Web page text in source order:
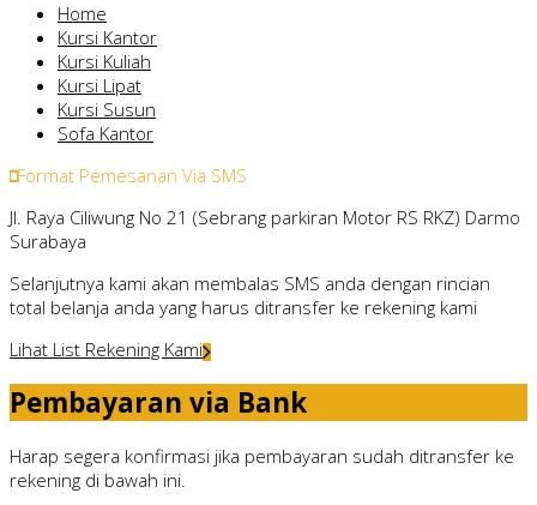
Home
Kursi Kantor
Kursi Kuliah
Kursi Lipat
Kursi Susun
Sofa Kantor
Format Pemesanan Via SMS
Jl. Raya Ciliwung No 21 (Sebrang parkiran Motor RS RKZ) Darmo
Surabaya
Selanjutnya kami akan membalas SMS anda dengan rincian
total belanja anda yang harus ditransfer ke rekening kami
Lihat List Rekening Kami
Pembayaran via Bank
Harap segera konfirmasi jika pembayaran sudah ditransfer ke
rekening di bawah ini.